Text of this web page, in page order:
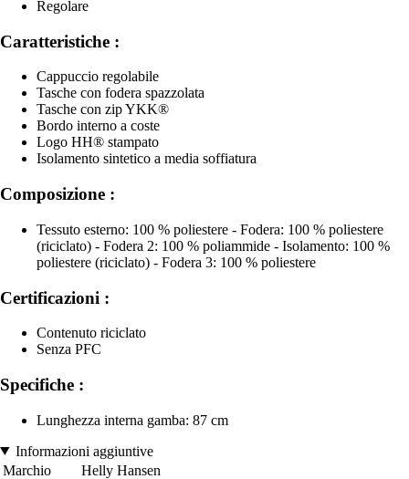
Regolare
Caratteristiche :
Cappuccio regolabile
Tasche con fodera spazzolata
Tasche con zip YKK®
Bordo interno a coste
Logo HH® stampato
Isolamento sintetico a media soffiatura
Composizione :
Tessuto esterno: 100 % poliestere - Fodera: 100 % poliestere
(riciclato) - Fodera 2: 100 % poliammide - Isolamento: 100 %
poliestere (riciclato) - Fodera 3: 100 % poliestere
Certificazioni :
Contenuto riciclato
Senza PFC
Specifiche :
Lunghezza interna gamba: 87 cm
Informazioni aggiuntive
Marchio
Helly Hansen